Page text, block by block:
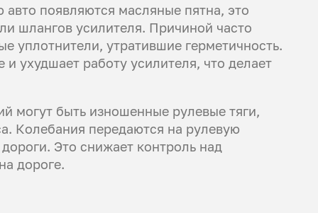
авто появляются масляные пятна, это
шлангов усилителя. Причиной часто
уплотнители, утратившие герметичность.
ухудшает работу усилителя, что делает
могут быть изношенные рулевые тяги,
Колебания передаются на рулевую
Это снижает контроль над
дороге.